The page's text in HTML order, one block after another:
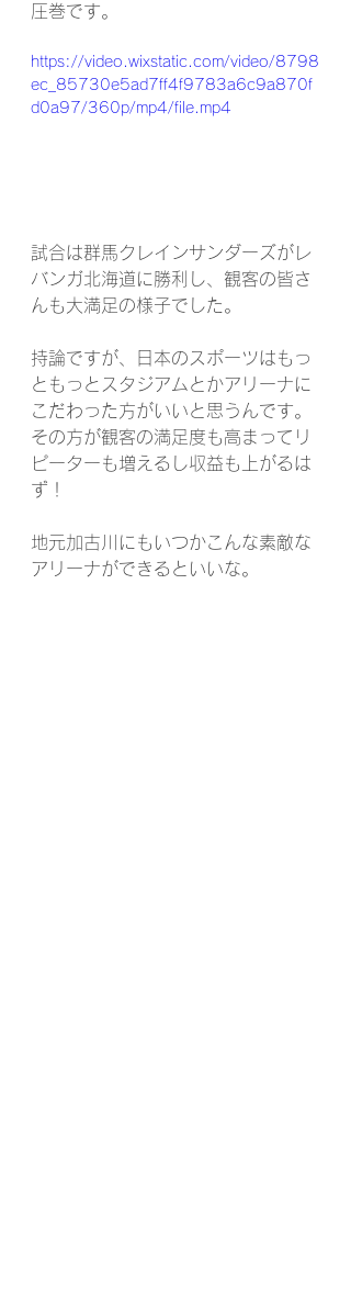
圧巻です。
https://video.wixstatic.com/video/8798
ec_85730e5ad7ff4f9783a6c9a870f
d0a97/360p/mp4/file.mp4
試合は群馬クレインサンダーズがレ
バンガ北海道に勝利し、観客の皆さ
んも大満足の様子でした。
持論ですが、日本のスポーツはもっ
ともっとスタジアムとかアリーナに
こだわった方がいいと思うんです。
その方が観客の満足度も高まってリ
ピーターも増えるし収益も上がるは
ず！
地元加古川にもいつかこんな素敵な
アリーナができるといいな。